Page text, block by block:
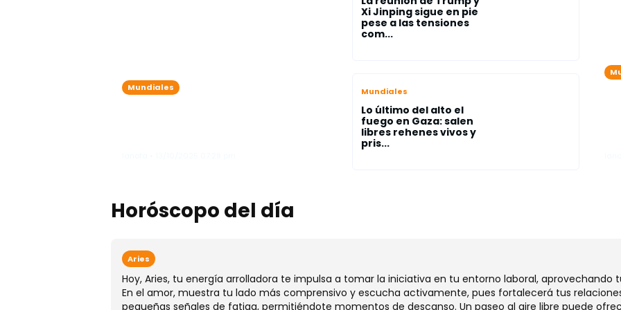
Mundiales
Xi Jinping sigue en pie
pese a las tensiones
com...
Mundiales
Lo último del alto el
fuego en Gaza: salen
libres rehenes vivos y
pris...
Horóscopo del día
Aries
Hoy, Aries, tu energía arrolladora te impulsa a tomar la iniciativa en tu entorno laboral, aprovechando
En el amor, muestra tu lado más comprensivo y escucha activamente, pues fortalecerá tus
pequeñas señales de fatiga, permitiéndote momentos de descanso. Un paseo al aire libre puede